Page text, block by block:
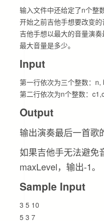
输入文件中还给定了n个
开始之前吉他手想要改变的
吉他手想以最大的音量演
最大音量是多少。
Input
第一行依次为三个整数：n,
第二行依次为n个整数：
Output
输出演奏最后一首歌
如果吉他手无法避免
maxLevel，输出-1。
Sample Input
3 5 10
5 3 7